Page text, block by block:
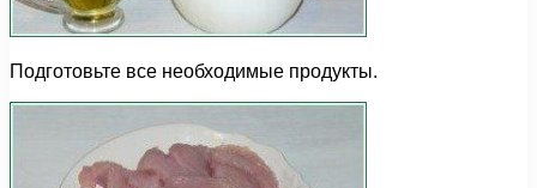
Подготовьте все необходимые продукты.